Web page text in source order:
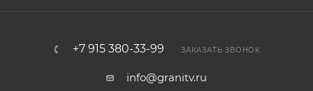
+7 915 380-33-99 ЗАКАЗАТЬ ЗВОНОК
info@granitv.ru